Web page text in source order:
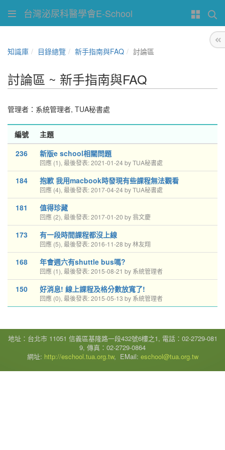
台灣泌尿科醫學會E-School
知識庫 目錄總覽 新手指南與FAQ 討論區
討論區 ~ 新手指南與FAQ
管理者： 系統管理者, TUA秘書處
編號
主題
236
新版e school相關問題
回應 (1), 最後發表: 2021-01-24 by TUA秘書處
184 抱歉 我用macbook時發現有些課程無法觀看
回應 (4), 最後發表: 2017-04-24 by TUA秘書處
181 值得珍藏
回應 (2), 最後發表: 2017-01-20 by 翁文慶
173 有一段時間課程都沒上線
回應 (5), 最後發表: 2016-11-28 by 林友翔
168 年會週六有shuttle bus嗎?
回應 (1), 最後發表: 2015-08-21 by 系統管理者
150 好消息! 線上課程及格分數放寬了!
回應 (0), 最後發表: 2015-05-13 by 系統管理者
地址：台北市 11051 信義區基隆路一段432號6樓之1, 電話：02-2729-081
9, 傳真：02-2729-0864
網址: http://eschool.tua.org.tw, EMail: eschool@tua.org.tw